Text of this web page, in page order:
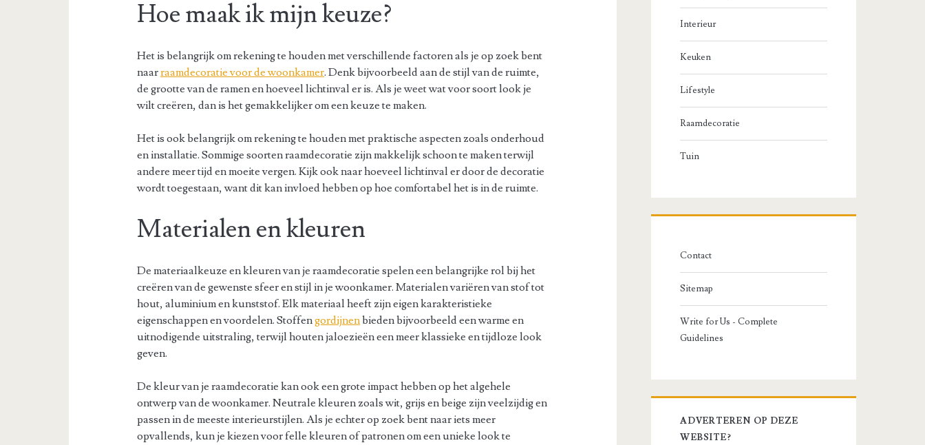
Hoe maak ik mijn keuze?
Het is belangrijk om rekening te houden met verschillende factoren als je op zoek bent
naarraamdecoratie voor de woonkamer. Denk bijvoorbeeld aan de stijl van de ruimte,
de grootte van de ramen en hoeveel lichtinval er is. Als je weet wat voor soort look je
wilt creëren, dan is het gemakkelijker om een keuze te maken.
Het is ook belangrijk om rekening te houden met praktische aspecten zoals onderhoud
en installatie. Sommige soorten raamdecoratie zijn makkelijk schoon te maken terwijl
andere meer tijd en moeite vergen. Kijk ook naar hoeveel lichtinval er door de decoratie
wordt toegestaan, want dit kan invloed hebben op hoe comfortabel het is in de ruimte.
Materialen en kleuren
De materiaalkeuze en kleuren van je raamdecoratie spelen een belangrijke rol bij het
creëren van de gewenste sfeer en stijl in je woonkamer. Materialen variëren van stof tot
hout, aluminium en kunststof. Elk materiaal heeft zijn eigen karakteristieke
eigenschappen en voordelen. Stoffengordijnenbieden bijvoorbeeld een warme en
uitnodigende uitstraling, terwijl houten jaloezieën een meer klassieke en tijdloze look
geven.
De kleur van je raamdecoratie kan ook een grote impact hebben op het algehele
ontwerp van de woonkamer. Neutrale kleuren zoals wit, grijs en beige zijn veelzijdig en
passen in de meeste interieurstijlen. Als je echter op zoek bent naar iets meer
opvallends, kun je kiezen voor felle kleuren of patronen om een unieke look te
Interieur
Keuken
Lifestyle
Raamdecoratie
Tuin
Contact
Sitemap
Write for Us - Complete
Guidelines
ADVERTEREN OP DEZE
WEBSITE?